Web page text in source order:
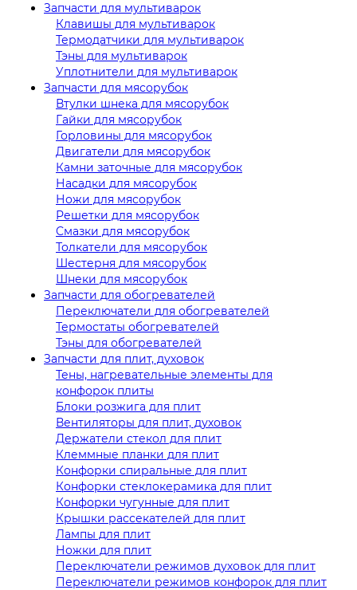
Запчасти для мультиварок
Клавишы для мультиварок
Термодатчики для мультиварок
Тэны для мультиварок
Уплотнители для мультиварок
Запчасти для мясорубок
Втулки шнека для мясорубок
Гайки для мясорубок
Горловины для мясорубок
Двигатели для мясорубок
Камни заточные для мясорубок
Насадки для мясорубок
Ножи для мясорубок
Решетки для мясорубок
Смазки для мясорубок
Толкатели для мясорубок
Шестерня для мясорубок
Шнеки для мясорубок
Запчасти для обогревателей
Переключатели для обогревателей
Термостаты обогревателей
Тэны для обогревателей
Запчасти для плит, духовок
Тены, нагревательные элементы для
конфорок плиты
Блоки розжига для плит
Вентиляторы для плит, духовок
Держатели стекол для плит
Клеммные планки для плит
Конфорки спиральные для плит
Конфорки стеклокерамика для плит
Конфорки чугунные для плит
Крышки рассекателей для плит
Лампы для плит
Ножки для плит
Переключатели режимов духовок для плит
Переключатели режимов конфорок для плит